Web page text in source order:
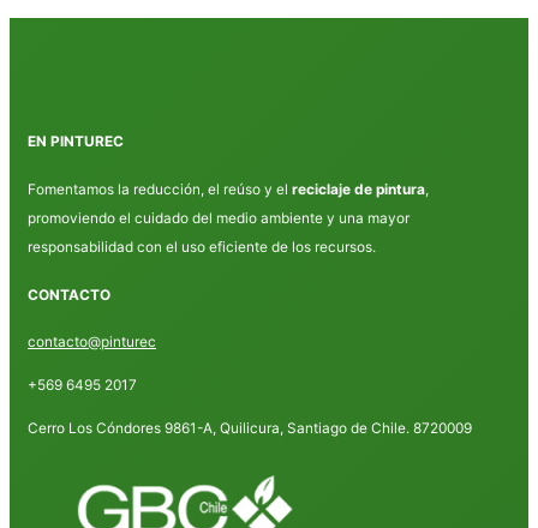
EN PINTUREC
Fomentamos la reducción, el reúso y el reciclaje de pintura,
promoviendo el cuidado del medio ambiente y una mayor
responsabilidad con el uso eficiente de los recursos.
CONTACTO
contacto@pinturec
+569 6495 2017
Cerro Los Cóndores 9861-A, Quilicura, Santiago de Chile. 8720009